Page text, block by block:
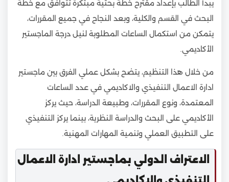
يبدأ الطالب بإعداد مقترح خطة بحثية مبتكرة تتوافق مع خطة
البحث في القسم والكلية، وبعد النجاح في جميع المقررات،
يتمكن من استكمال الساعات المطلوبة لنيل درجة الماجستير
الأكاديمي.
من خلال هذا التنظيم، يتضح بشكل عملي الفرق بين ماجستير
ادارة الاعمال التنفيذي والاكاديمي في عدد الساعات
المعتمدة، ونوع المقررات، وطبيعة الدراسة، حيث يركز
الأكاديمي على البحث والدراسة النظرية، بينما يركز التنفيذي
على التطبيق العملي وتنمية المهارات المهنية.
الاعتراف الدولي بماجستير ادارة الاعمال